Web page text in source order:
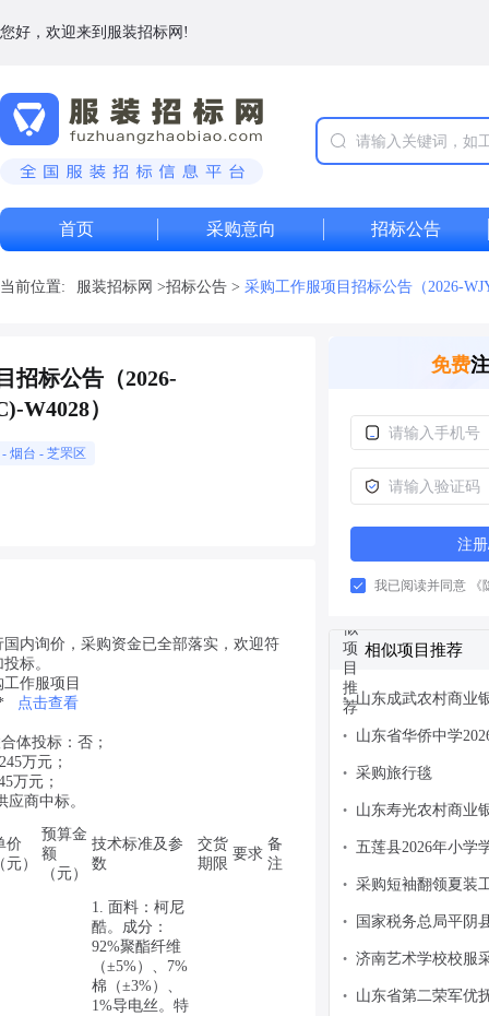
您好，欢迎来到服装招标网!
首页 采购意向 招标公告
当前位置: 服装招标网 >招标公告 > 采购工作服项目招标公告（2026-
招标公告（2026-
W4028）
- 烟台 - 芝罘区
内询价，采购资金已全部落实，欢迎符
标。
作服项目
点击查看
体投标：否；
万元；
万元；
商中标。
价
元）
预算金
额
（元）
技术标准及参
数
交货
期限
要求
备
注
1. 面料：柯尼
酷。成分：
92%聚酯纤维
（±5%）、7%
棉（±3%）、
1%导电丝。特
免费
注
我已阅读并同意
相似项目推荐
• 山东成武农村商业
•
山东省华侨中学
• 采购旅行毯
•
山东寿光农村商业
•
五莲县2026年小学
• 采购短袖翻领夏装
•
国家税务总局平阴
• 济南艺术学校校服
•
山东省第二荣军优